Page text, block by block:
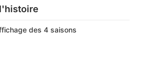
des 4 saisons